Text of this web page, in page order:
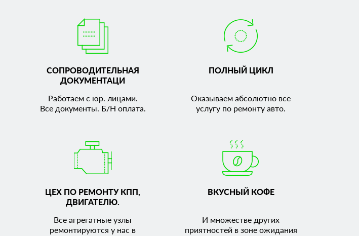
СОПРОВОДИТЕЛЬНАЯ
ДОКУМЕНТАЦИ
Работаем с юр. лицами.
Все документы. Б/Н оплата.
ПОЛНЫЙ ЦИКЛ
Оказываем абсолютно все
услугу по ремонту авто.
ЦЕХ ПО РЕМОНТУ КПП,
ДВИГАТЕЛЮ.
Все агрегатные узлы
ремонтируются у нас в
ВКУСНЫЙ КОФЕ
И множестве других
приятностей в зоне ожидания